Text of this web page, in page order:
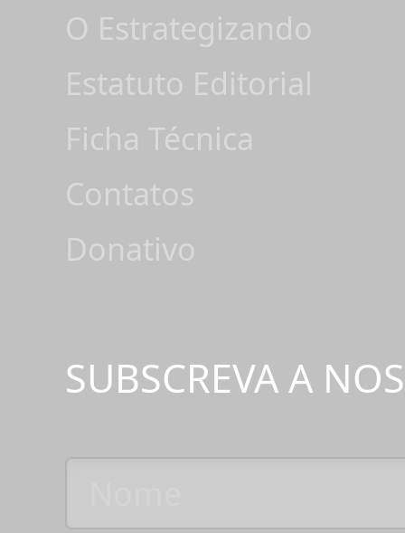
O Estrategizando
Estatuto Editorial
Ficha Técnica
Contatos
Donativo
SUBSCREVA A